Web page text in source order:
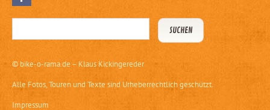
© bike-o-rama.de – Klaus Kickingereder
Alle Fotos, Touren und Texte sind Urheberrechtlich geschützt.
Impressum